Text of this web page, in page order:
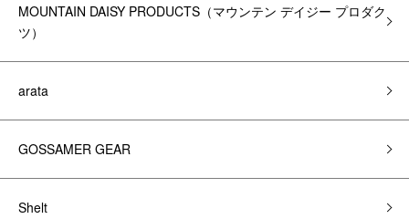
MOUNTAIN DAISY PRODUCTS（マウンテン デイジー プロダク
ツ）
arata
GOSSAMER GEAR
Shelt